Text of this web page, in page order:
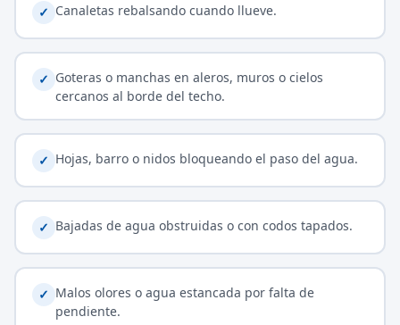
✓ Canaletas rebalsando cuando llueve.
✓ Goteras o manchas en aleros, muros o cielos
cercanos al borde del techo.
✓ Hojas, barro o nidos bloqueando el paso del agua.
✓ Bajadas de agua obstruidas o con codos tapados.
✓ Malos olores o agua estancada por falta de
pendiente.